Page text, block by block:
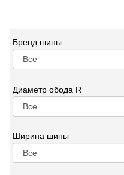
Бренд шины
Диаметр обода R
Ширина шины